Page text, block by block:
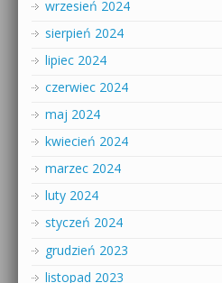
wrzesień 2024
sierpień 2024
lipiec 2024
czerwiec 2024
maj 2024
kwiecień 2024
marzec 2024
luty 2024
styczeń 2024
grudzień 2023
listopad 2023